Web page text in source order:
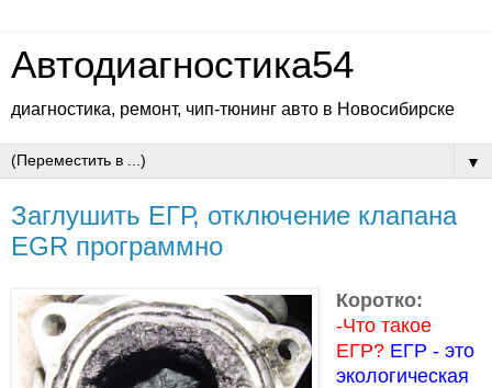
Автодиагностика54
диагностика, ремонт, чип-тюнинг авто в Новосибирске
▼
Заглушить ЕГР, отключение клапана
EGR программно
Коротко:
-Что такое
ЕГР? ЕГР - это
экологическая